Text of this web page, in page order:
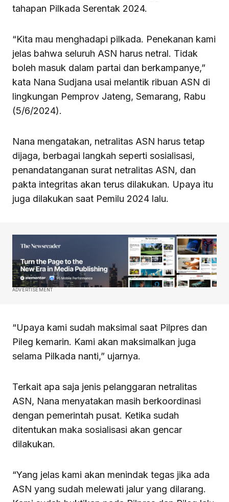
tahapan Pilkada Serentak 2024.
“Kita mau menghadapi pilkada. Penekanan kami
jelas bahwa seluruh ASN harus netral. Tidak
boleh masuk dalam partai dan berkampanye,”
kata Nana Sudjana usai melantik ribuan ASN di
lingkungan Pemprov Jateng, Semarang, Rabu
(5/6/2024).
Nana mengatakan, netralitas ASN harus tetap
dijaga, berbagai langkah seperti sosialisasi,
penandatanganan surat netralitas ASN, dan
pakta integritas akan terus dilakukan. Upaya itu
juga dilakukan saat Pemilu 2024 lalu.
ADVERTISEMENT
“Upaya kami sudah maksimal saat Pilpres dan
Pileg kemarin. Kami akan maksimalkan juga
selama Pilkada nanti,” ujarnya.
Terkait apa saja jenis pelanggaran netralitas
ASN, Nana menyatakan masih berkoordinasi
dengan pemerintah pusat. Ketika sudah
ditentukan maka sosialisasi akan gencar
dilakukan.
“Yang jelas kami akan menindak tegas jika ada
ASN yang sudah melewati jalur yang dilarang.